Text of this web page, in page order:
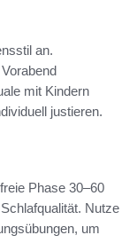
an.
mit Kindern
justieren.
Phase 30–60
Nutze
um